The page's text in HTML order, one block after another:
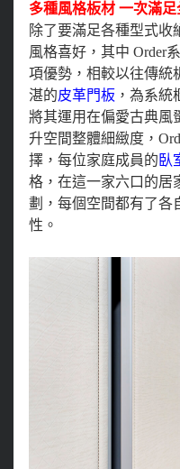
多種風格板材 一次滿
除了要滿足各種型式收
風格喜好，其中 Order
項優勢，相較以往傳統
湛的皮革門板 ，為系
將其運用在偏愛古典風
升空間整體細緻度，
擇，每位家庭成員的臥
格，在這一家六口的居
劃，每個空間都有了各
性。